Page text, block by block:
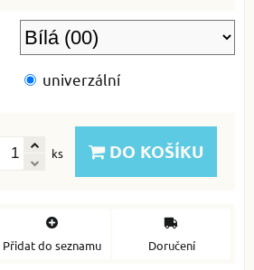
univerzální
ks DO KOŠÍKU
Přidat do seznamu Doručení